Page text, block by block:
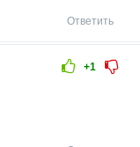
Ответить
+1